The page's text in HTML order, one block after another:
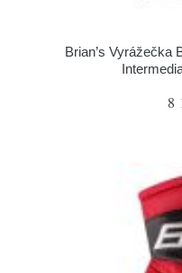
Brian’s Vyrážečka
8